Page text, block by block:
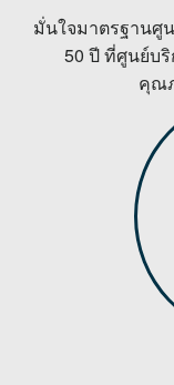
มั่นใจมาตรฐานศู
50 ปี ที่ศูนย์บ
คุณ